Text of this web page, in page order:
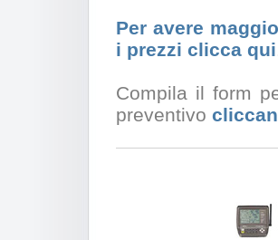
Per avere
i prezzi clicca qui
Compila il form
preventivo